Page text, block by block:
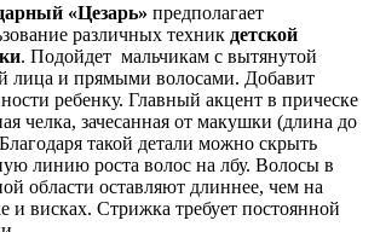
«Цезарь» предполагает
различных техник детской
. Подойдет мальчикам с вытянутой
лица и прямыми волосами. Добавит
ребенку. Главный акцент в прическе
челка, зачесанная от макушки (длина до
такой детали можно скрыть
линию роста волос на лбу. Волосы в
области оставляют длиннее, чем на
и висках. Стрижка требует постоянной